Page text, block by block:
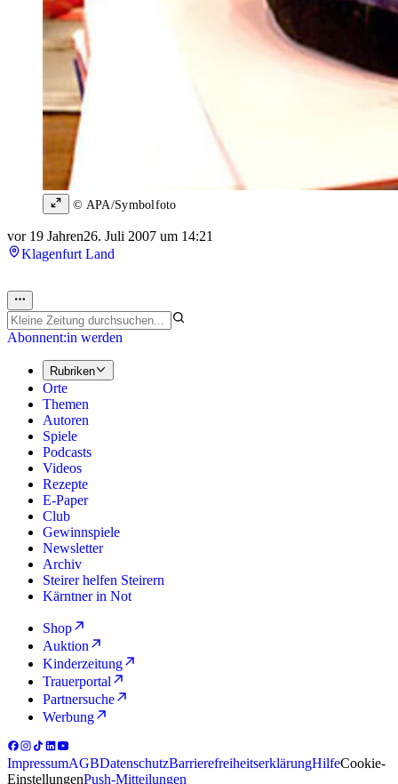
© APA/Symbolfoto
vor 19 Jahren26. Juli 2007 um 14:21
Klagenfurt Land
Abonnent:in werden
Rubriken
Orte
Themen
Autoren
Spiele
Podcasts
Videos
Rezepte
E-Paper
Club
Gewinnspiele
Newsletter
Archiv
Steirer helfen Steirern
Kärntner in Not
Shop
Auktion
Kinderzeitung
Trauerportal
Partnersuche
Werbung
ImpressumAGBDatenschutzBarrierefreiheitserklärungHilfeCookie-
EinstellungenPush-Mitteilungen